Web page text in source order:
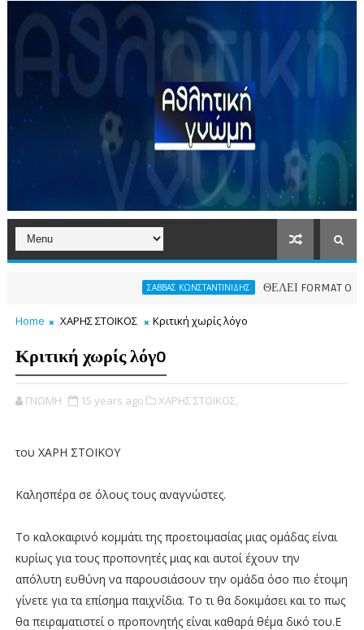
ΣΑΒΒΑΣ ΚΩΝΣΤΑΝΤΙΝΙΔΗΣ ΘΕΛΕΙ FORMAT O ΑΡΗΣ
Home ΧΑΡΗΣ ΣΤΟΙΚΟΣ Κριτική χωρίς λόγo
Κριτική χωρίς λόγo
ΓΝΩΜΗ 15 years ago ΧΑΡΗΣ ΣΤΟΙΚΟΣ,
του ΧΑΡΗ ΣΤΟΙΚΟΥ
Καλησπέρα σε όλους τους αναγνώστες.
Το καλοκαιρινό κομμάτι της προετοιμασίας μιας ομάδας είναι
κυρίως για τους προπονητές μιας και αυτοί έχουν την
απόλυτη ευθύνη να παρουσιάσουν την ομάδα όσο πιο έτοιμη
γίνετε για τα επίσημα παιχνίδια. Το τι θα δοκιμάσει και το πως
θα πειραματιστεί ο προπονητής είναι καθαρά θέμα δικό του.Ε